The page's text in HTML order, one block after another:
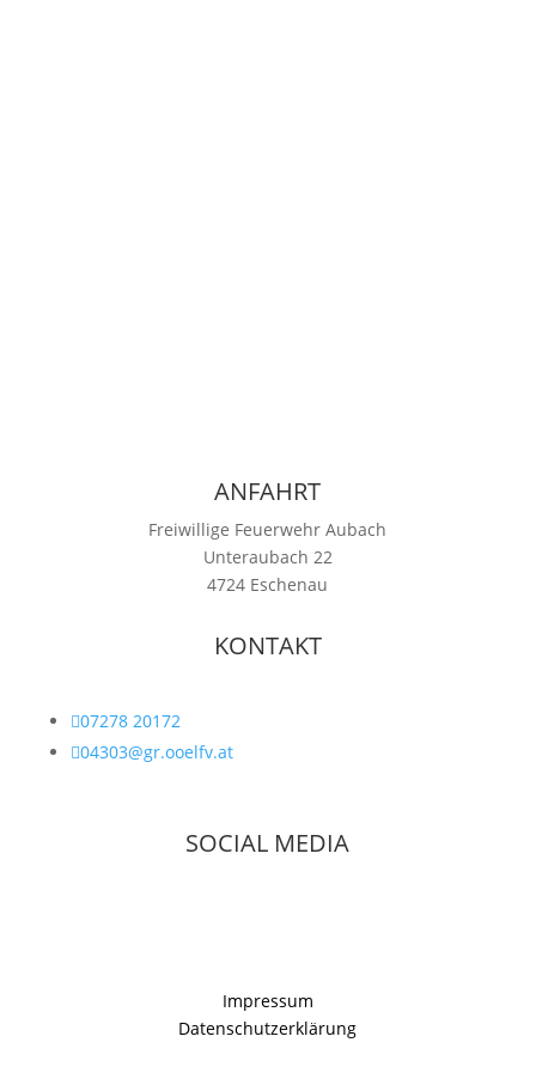
ANFAHRT
Freiwillige Feuerwehr Aubach
Unteraubach 22
4724 Eschenau
KONTAKT
07278 20172
04303@gr.ooelfv.at
SOCIAL MEDIA
Impressum
Datenschutzerklärung